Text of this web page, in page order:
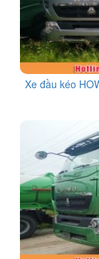
Xe đầu kéo